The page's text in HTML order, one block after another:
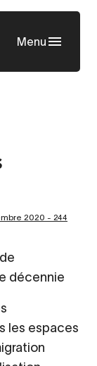
Menu
2020 - 244
décennie
les espaces